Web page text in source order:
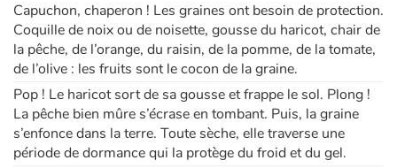
Capuchon, chaperon ! Les graines ont besoin de protection.
Coquille de noix ou de noisette, gousse du haricot, chair de
la pêche, de l’orange, du raisin, de la pomme, de la tomate,
de l’olive : les fruits sont le cocon de la graine.
Pop ! Le haricot sort de sa gousse et frappe le sol. Plong !
La pêche bien mûre s’écrase en tombant. Puis, la graine
s’enfonce dans la terre. Toute sèche, elle traverse une
période de dormance qui la protège du froid et du gel.